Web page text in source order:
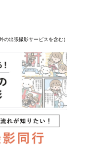
出張撮影サービスを含む）